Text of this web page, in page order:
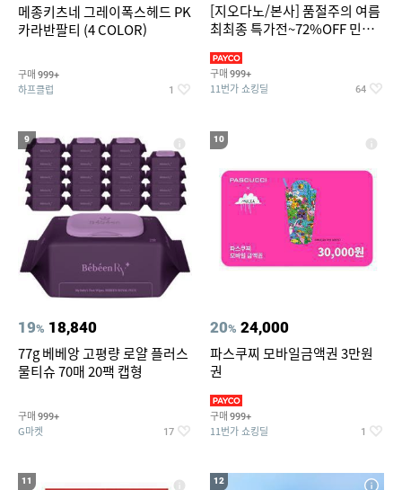
메종키츠네 그레이폭스헤드 PK
카라반팔티 (4 COLOR)
구매 999+
하프클럽 1
[지오다노/본사] 품절주의 여름
최최종 특가전~72%OFF 민소
구매 999+
11번가 쇼킹딜 64
9
19% 18,840
77g 베베앙 고평량 로얄 플러스
물티슈 70매 20팩 캡형
구매 999+
G마켓 17
10
20% 24,000
파스쿠찌 모바일금액권 3만원
권
구매 999+
11번가 쇼킹딜 1
11 12